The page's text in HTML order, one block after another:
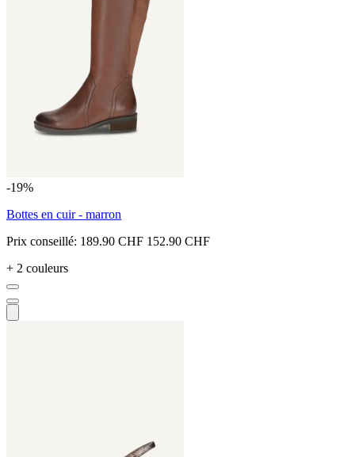
-19%
Bottes en cuir - marron
Prix conseillé: 189.90 CHF 152.90 CHF
+ 2 couleurs